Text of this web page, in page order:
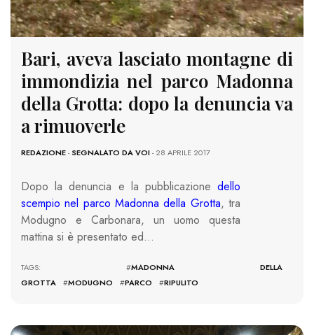
Bari, aveva lasciato montagne di
immondizia nel parco Madonna
della Grotta: dopo la denuncia va
a rimuoverle
REDAZIONE-SEGNALATO DA VOI- 28 APRILE 2017
Dopo la denuncia e la pubblicazione dello
scempio nel parco Madonna della Grotta, tra
Modugno e Carbonara, un uomo questa
mattina si è presentato ed…
TAGS: #MADONNA DELLA
GROTTA
#MODUGNO #PARCO #RIPULITO